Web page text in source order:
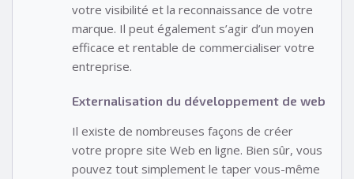
votre visibilité et la reconnaissance de votre
marque. Il peut également s’agir d’un moyen
efficace et rentable de commercialiser votre
entreprise.
Externalisation du développement de web
Il existe de nombreuses façons de créer
votre propre site Web en ligne. Bien sûr, vous
pouvez tout simplement le taper vous-même